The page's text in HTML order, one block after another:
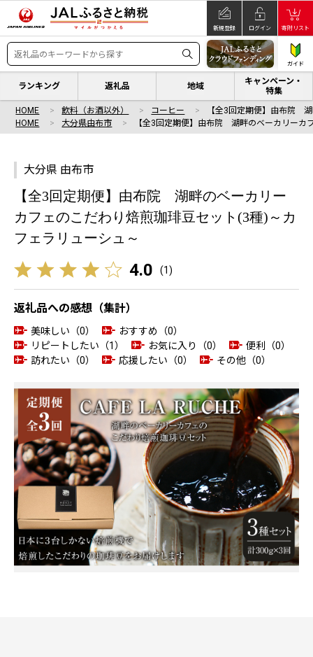
新規登録 ログイン 寄附リスト
ガイド
ランキング 返礼品 地域
キャンペーン・
特集
HOME 飲料（お酒以外） コーヒー
【全3回定期便】由布院
HOME
大分県由布市 【全3回定期便】由布院 湖畔のベーカリーカ
大分県 由布市
【全3回定期便】由布院 湖畔のベーカリー
カフェのこだわり焙煎珈琲豆セット(3種)～カ
フェラリューシュ～
4.0 (1)
返礼品への感想（集計）
美味しい（0）
おすすめ（0）
リピートしたい（1）
お気に入り（0）
便利（0）
訪れたい（0）
応援したい（0） その他（0）